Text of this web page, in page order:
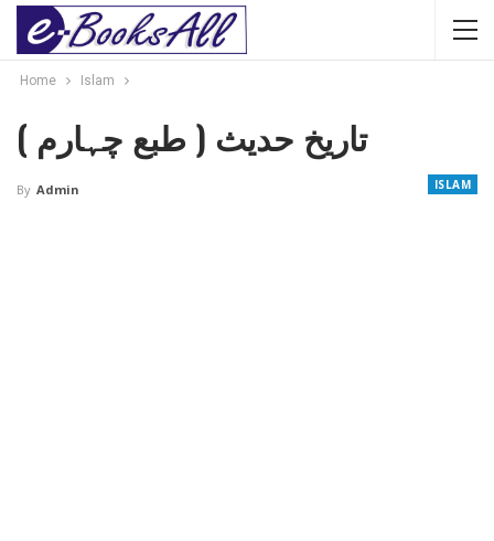
Home Islam
تاریخ حدیث ( طبع چہارم )
ISLAM
By Admin